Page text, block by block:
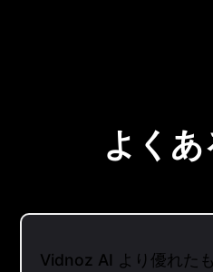
よく
Vidnoz AI より優れた